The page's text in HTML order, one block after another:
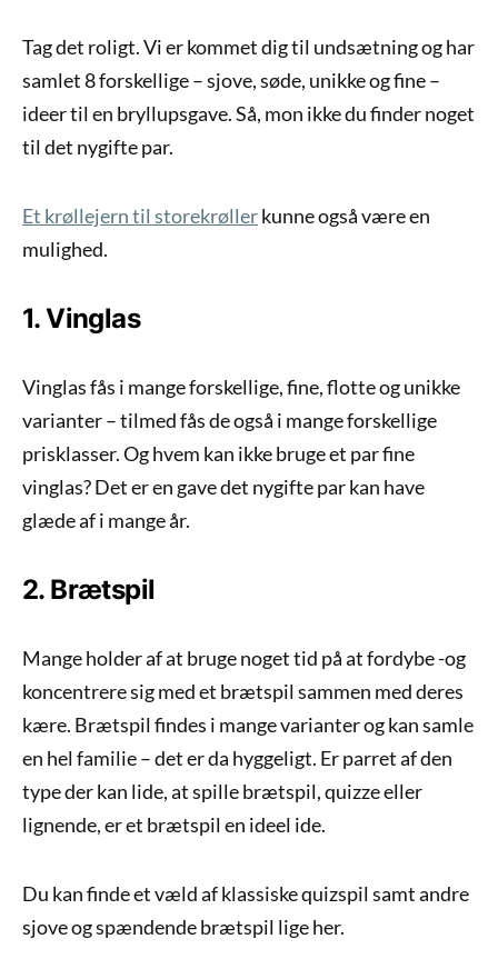
Tag det roligt. Vi er kommet dig til undsætning og har
samlet 8 forskellige – sjove, søde, unikke og fine –
ideer til en bryllupsgave. Så, mon ikke du finder noget
til det nygifte par.
Et krøllejern til storekrøllerkunne også være en
mulighed.
1. Vinglas
Vinglas fås i mange forskellige, fine, flotte og unikke
varianter – tilmed fås de også i mange forskellige
prisklasser. Og hvem kan ikke bruge et par fine
vinglas? Det er en gave det nygifte par kan have
glæde af i mange år.
2. Brætspil
Mange holder af at bruge noget tid på at fordybe -og
koncentrere sig med et brætspil sammen med deres
kære. Brætspil findes i mange varianter og kan samle
en hel familie – det er da hyggeligt. Er parret af den
type der kan lide, at spille brætspil, quizze eller
lignende, er et brætspil en ideel ide.
Du kan finde et væld af klassiske quizspil samt andre
sjove og spændende brætspil lige her.